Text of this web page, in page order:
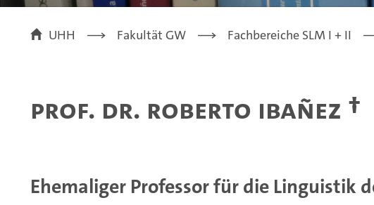
UHH Fakultät GW Fachbereiche SLM I + II
Prof. Dr. Roberto Ibañez †
Ehemaliger Professor für die Linguistik